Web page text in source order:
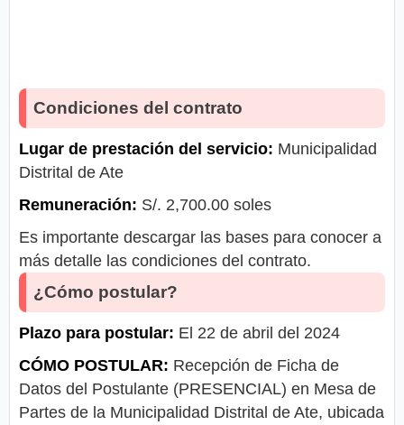
Condiciones del contrato
Lugar de prestación del servicio: Municipalidad
Distrital de Ate
Remuneración: S/. 2,700.00 soles
Es importante descargar las bases para conocer a
más detalle las condiciones del contrato.
¿Cómo postular?
Plazo para postular: El 22 de abril del 2024
CÓMO POSTULAR: Recepción de Ficha de
Datos del Postulante (PRESENCIAL) en Mesa de
Partes de la Municipalidad Distrital de Ate, ubicada